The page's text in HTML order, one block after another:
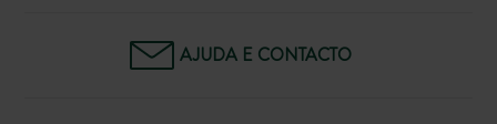
AJUDA E CONTACTO